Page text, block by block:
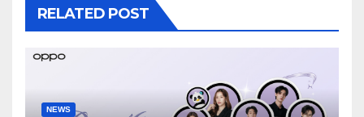
RELATED POST
NEWS